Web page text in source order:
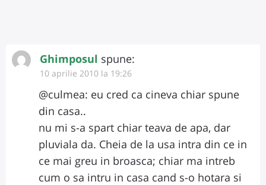
Ghimposul spune:
10 aprilie 2010 la 19:26
@culmea: eu cred ca cineva chiar spune
din casa..
nu mi s-a spart chiar teava de apa, dar
pluviala da. Cheia de la usa intra din ce in
ce mai greu in broasca; chiar ma intreb
cum o sa intru in casa cand s-o hotara si